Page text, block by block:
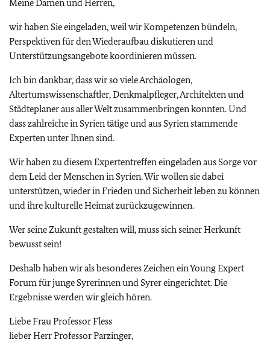
Meine Damen und Herren,
wir haben Sie eingeladen, weil wir Kompetenzen bündeln,
Perspektiven für den Wiederaufbau diskutieren und
Unterstützungsangebote koordinieren müssen.
Ich bin dankbar, dass wir so viele Archäologen,
Altertumswissenschaftler, Denkmalpfleger, Architekten und
Städteplaner aus aller Welt zusammenbringen konnten. Und
dass zahlreiche in Syrien tätige und aus Syrien stammende
Experten unter Ihnen sind.
Wir haben zu diesem Expertentreffen eingeladen aus Sorge vor
dem Leid der Menschen in Syrien. Wir wollen sie dabei
unterstützen, wieder in Frieden und Sicherheit leben zu können
und ihre kulturelle Heimat zurückzugewinnen.
Wer seine Zukunft gestalten will, muss sich seiner Herkunft
bewusst sein!
Deshalb haben wir als besonderes Zeichen ein Young Expert
Forum für junge Syrerinnen und Syrer eingerichtet. Die
Ergebnisse werden wir gleich hören.
Liebe Frau Professor Fless
lieber Herr Professor Parzinger,